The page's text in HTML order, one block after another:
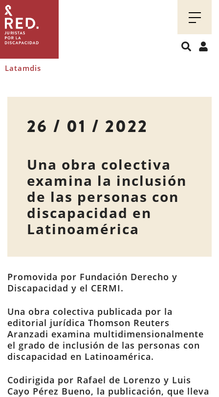
Juristas
por
la
discapacidad
Latamdis
26 / 01 / 2022
Una obra colectiva
examina la inclusión
de las personas con
discapacidad en
Latinoamérica
Promovida por Fundación Derecho y
Discapacidad y el CERMI.
Una obra colectiva publicada por la
editorial jurídica Thomson Reuters
Aranzadi examina multidimensionalmente
el grado de inclusión de las personas con
discapacidad en Latinoamérica.
Codirigida por Rafael de Lorenzo y Luis
Cayo Pérez Bueno, la publicación, que lleva